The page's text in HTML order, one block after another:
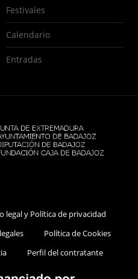
Festivales
Calendario
Entradas
legal y Política de privacidad
Política de Cookies
Perfil del contratante